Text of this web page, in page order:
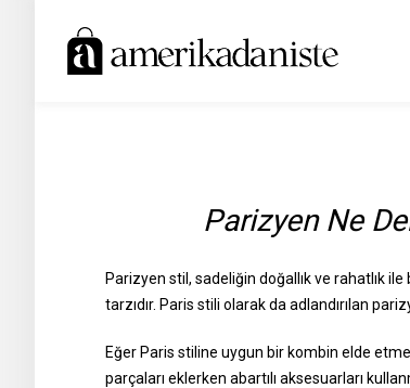
Parizyen Ne
Parizyen stil, sadeliğin doğallık ve rahatlık ile
tarzıdır. Paris stili olarak da adlandırılan
Eğer Paris stiline uygun bir kombin elde
parçaları eklerken abartılı aksesuarları